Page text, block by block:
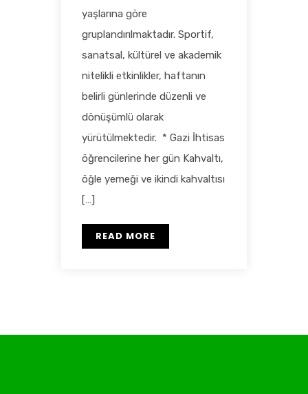
yaşlarına göre
gruplandırılmaktadır. Sportif,
sanatsal, kültürel ve akademik
nitelikli etkinlikler, haftanın
belirli günlerinde düzenli ve
dönüşümlü olarak
yürütülmektedir. * Gazi İhtisas
öğrencilerine her gün Kahvaltı,
öğle yemeği ve ikindi kahvaltısı
[…]
READ MORE